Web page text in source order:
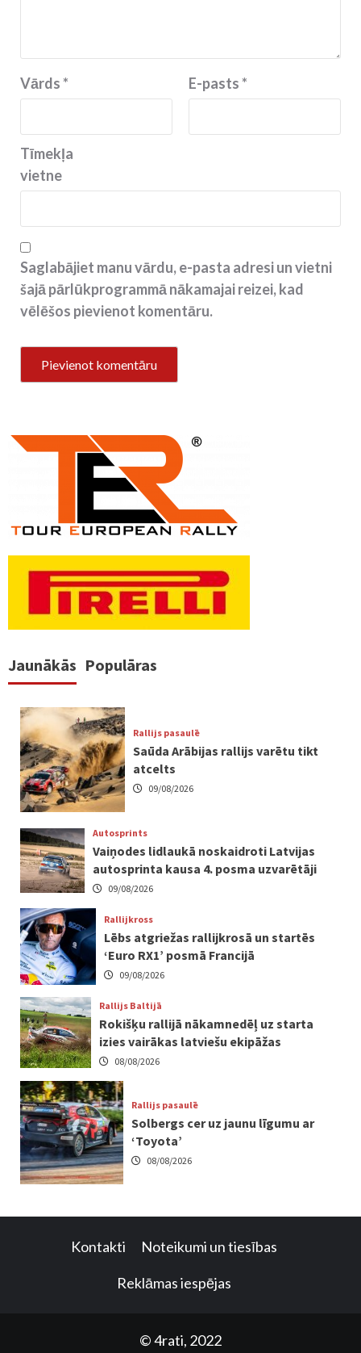
Vārds* E-pasts*
Tīmekļa
vietne
Saglabājiet manu vārdu, e-pasta adresi un vietni
šajā pārlūkprogrammā nākamajai reizei, kad
vēlēšos pievienot komentāru.
Jaunākās Populāras
Rallijs pasaulē
Saūda Arābijas rallijs varētu tikt
atcelts
09/08/2026
Autosprints
Vaiņodes lidlaukā noskaidroti Latvijas
autosprinta kausa 4. posma uzvarētāji
09/08/2026
Rallijkross
Lēbs atgriežas rallijkrosā un startēs
‘Euro RX1’ posmā Francijā
09/08/2026
Rallijs Baltijā
Rokišķu rallijā nākamnedēļ uz starta
izies vairākas latviešu ekipāžas
08/08/2026
Rallijs pasaulē
Solbergs cer uz jaunu līgumu ar
‘Toyota’
08/08/2026
Kontakti Noteikumi un tiesības
Reklāmas iespējas
© 4rati, 2022